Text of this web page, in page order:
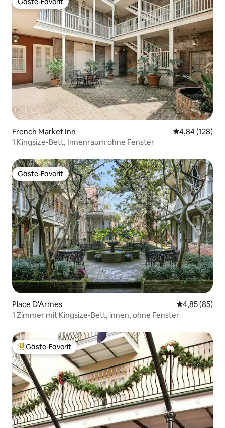
Gäste-Favorit
French Market Inn
4,84 (128)
1 Kingsize-Bett, Innenraum ohne Fenster
Gäste-Favorit
Gäste-Favorit
Place D'Armes
4,85 (85)
1 Zimmer mit Kingsize-Bett, innen, ohne Fenster
Beliebter Gäste-Favorit.
Gäste-Favorit